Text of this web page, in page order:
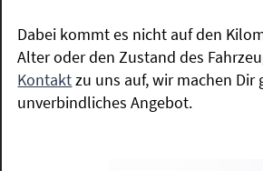
Dabei kommt es nicht auf den
Alter oder den Zustand des
Kontaktzu uns auf, wir machen Dir
unverbindliches Angebot.